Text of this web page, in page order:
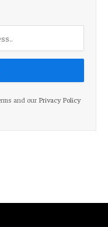
and our Privacy Policy